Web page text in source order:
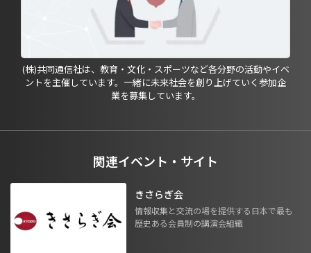
(株)共同通信社は、教育・文化・スポーツなど各分野の活動やイベ
ントを主催しています。一緒に未来社会を創り上げていく参加企
業を募集しています。
関連イベント・サイト
きさらぎ会
情報収集と交流の場を提供する日本で最も
歴史ある会員制の講演会組織